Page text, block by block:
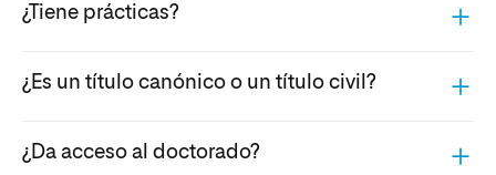
¿Tiene prácticas?
¿Es un título canónico o un título civil?
¿Da acceso al doctorado?